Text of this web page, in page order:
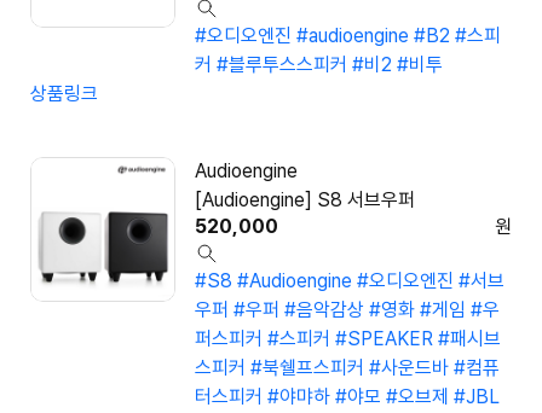
#오디오엔진 #audioengine #B2 #스피
커 #블루투스스피커 #비2 #비투
상품링크
Audioengine
[Audioengine] S8 서브우퍼
520,000
원
#S8 #Audioengine #오디오엔진 #서브
우퍼 #우퍼 #음악감상 #영화 #게임 #우
퍼스피커 #스피커 #SPEAKER #패시브
스피커 #북쉘프스피커 #사운드바 #컴퓨
터스피커 #야먀하 #야모 #오브제 #JBL